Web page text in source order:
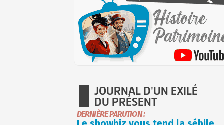
JOURNAL D'UN EXILÉ
DU PRÉSENT
DERNIÈRE PARUTION :